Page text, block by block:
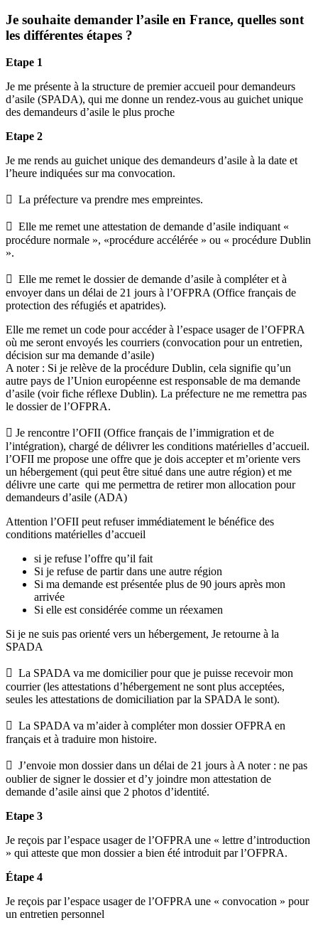
Je souhaite demander l’asile en France, quelles sont
les différentes étapes ?
Etape 1
Je me présente à la structure de premier accueil pour demandeurs
d’asile (SPADA), qui me donne un rendez-vous au guichet unique
des demandeurs d’asile le plus proche
Etape 2
Je me rends au guichet unique des demandeurs d’asile à la date et
l’heure indiquées sur ma convocation.
 La préfecture va prendre mes empreintes.
 Elle me remet une attestation de demande d’asile indiquant «
procédure normale », «procédure accélérée » ou « procédure Dublin
».
 Elle me remet le dossier de demande d’asile à compléter et à
envoyer dans un délai de 21 jours à l’OFPRA (Office français de
protection des réfugiés et apatrides).
Elle me remet un code pour accéder à l’espace usager de l’OFPRA
où me seront envoyés les courriers (convocation pour un entretien,
décision sur ma demande d’asile)
A noter : Si je relève de la procédure Dublin, cela signifie qu’un
autre pays de l’Union européenne est responsable de ma demande
d’asile (voir fiche réflexe Dublin). La préfecture ne me remettra pas
le dossier de l’OFPRA.
 Je rencontre l’OFII (Office français de l’immigration et de
l’intégration), chargé de délivrer les conditions matérielles d’accueil.
l’OFII me propose une offre que je dois accepter et m’oriente vers
un hébergement (qui peut être situé dans une autre région) et me
délivre une carte qui me permettra de retirer mon allocation pour
demandeurs d’asile (ADA)
Attention l’OFII peut refuser immédiatement le bénéfice des
conditions matérielles d’accueil
si je refuse l’offre qu’il fait
Si je refuse de partir dans une autre région
Si ma demande est présentée plus de 90 jours après mon
arrivée
Si elle est considérée comme un réexamen
Si je ne suis pas orienté vers un hébergement, Je retourne à la
SPADA
 La SPADA va me domicilier pour que je puisse recevoir mon
courrier (les attestations d’hébergement ne sont plus acceptées,
seules les attestations de domiciliation par la SPADA le sont).
 La SPADA va m’aider à compléter mon dossier OFPRA en
français et à traduire mon histoire.
 J’envoie mon dossier dans un délai de 21 jours à A noter : ne pas
oublier de signer le dossier et d’y joindre mon attestation de
demande d’asile ainsi que 2 photos d’identité.
Etape 3
Je reçois par l’espace usager de l’OFPRA une « lettre d’introduction
» qui atteste que mon dossier a bien été introduit par l’OFPRA.
Étape 4
Je reçois par l’espace usager de l’OFPRA une « convocation » pour
un entretien personnel